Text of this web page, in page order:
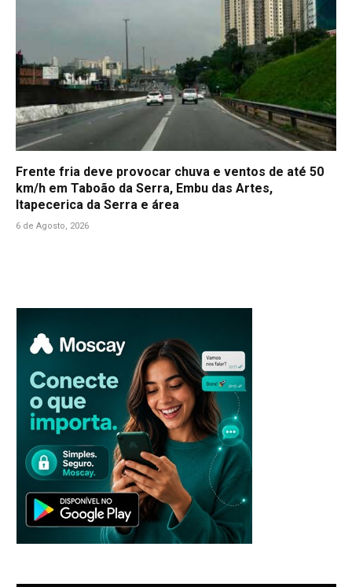
Frente fria deve provocar chuva e ventos de até 50
km/h em Taboão da Serra, Embu das Artes,
Itapecerica da Serra e área
6 de Agosto, 2026